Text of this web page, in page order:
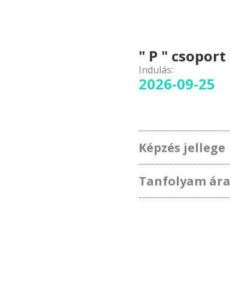
" P " csoport
Indulás:
2026-09-25
Képzés jellege
Tanfolyam ára